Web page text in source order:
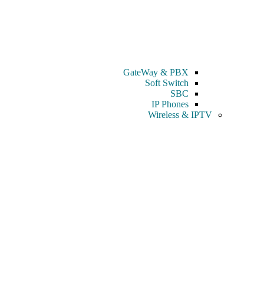
GateWay & PBX
Soft Switch
SBC
IP Phones
Wireless & IPTV